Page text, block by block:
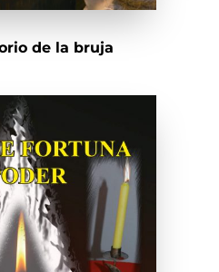
de la bruja